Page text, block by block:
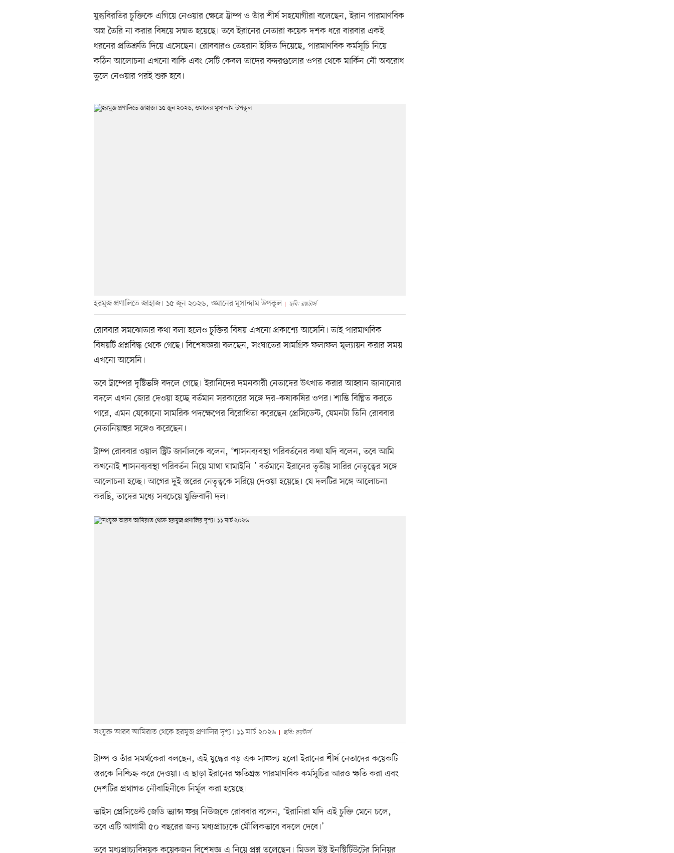
যুদ্ধবিরতির চুক্তিকে এগিয়ে নেওয়ার ক্ষেত্রে ট্রাম্প ও তাঁর শীর্ষ সহযোগীরা বলেছেন, ইরান পারমাণবিক
অস্ত্র তৈরি না করার বিষয়ে সম্মত হয়েছে। তবে ইরানের নেতারা কয়েক দশক ধরে বারবার একই
ধরনের প্রতিশ্রুতি দিয়ে এসেছেন। রোববারও তেহরান ইঙ্গিত দিয়েছে, পারমাণবিক কর্মসূচি নিয়ে
কঠিন আলোচনা এখনো বাকি এবং সেটি কেবল তাদের বন্দরগুলোর ওপর থেকে মার্কিন নৌ অবরোধ
তুলে নেওয়ার পরই শুরু হবে।
হরমুজ প্রণালিতে জাহাজ। ১৫ জুন ২০২৬, ওমানের মুসান্দাম উপকূল ছবি: রয়টার্স
রোববার সমঝোতার কথা বলা হলেও চুক্তির বিষয় এখনো প্রকাশ্যে আসেনি। তাই পারমাণবিক
বিষয়টি প্রশ্নবিদ্ধ থেকে গেছে। বিশেষজ্ঞরা বলছেন, সংঘাতের সামগ্রিক ফলাফল মূল্যায়ন করার সময়
এখনো আসেনি।
তবে ট্রাম্পের দৃষ্টিভঙ্গি বদলে গেছে। ইরানিদের দমনকারী নেতাদের উৎখাত করার আহ্বান জানানোর
বদলে এখন জোর দেওয়া হচ্ছে বর্তমান সরকারের সঙ্গে দর–কষাকষির ওপর। শান্তি বিঘ্নিত করতে
পারে, এমন যেকোনো সামরিক পদক্ষেপের বিরোধিতা করেছেন প্রেসিডেন্ট, যেমনটা তিনি রোববার
নেতানিয়াহুর সঙ্গেও করেছেন।
ট্রাম্প রোববার ওয়াল স্ট্রিট জার্নালকে বলেন, ‘শাসনব্যবস্থা পরিবর্তনের কথা যদি বলেন, তবে আমি
কখনোই শাসনব্যবস্থা পরিবর্তন নিয়ে মাথা ঘামাইনি।’ বর্তমানে ইরানের তৃতীয় সারির নেতৃত্বের সঙ্গে
আলোচনা হচ্ছে। আগের দুই স্তরের নেতৃত্বকে সরিয়ে দেওয়া হয়েছে। যে দলটির সঙ্গে আলোচনা
করছি, তাদের মধ্যে সবচেয়ে যুক্তিবাদী দল।
সংযুক্ত আরব আমিরাত থেকে হরমুজ প্রণালির দৃশ্য। ১১ মার্চ ২০২৬ ছবি: রয়টার্স
ট্রাম্প ও তাঁর সমর্থকেরা বলছেন, এই যুদ্ধের বড় এক সাফল্য হলো ইরানের শীর্ষ নেতাদের কয়েকটি
স্তরকে নিশ্চিহ্ন করে দেওয়া। এ ছাড়া ইরানের ক্ষতিগ্রস্ত পারমাণবিক কর্মসূচির আরও ক্ষতি করা এবং
দেশটির প্রথাগত নৌবাহিনীকে নির্মূল করা হয়েছে।
ভাইস প্রেসিডেন্ট জেডি ভ্যান্স ফক্স নিউজকে রোববার বলেন, ‘ইরানিরা যদি এই চুক্তি মেনে চলে,
তবে এটি আগামী ৫০ বছরের জন্য মধ্যপ্রাচ্যকে মৌলিকভাবে বদলে দেবে।’
তবে মধ্যপ্রাচ্যবিষয়ক কয়েকজন বিশেষজ্ঞ এ নিয়ে প্রশ্ন তুলেছেন। মিডল ইস্ট ইনস্টিটিউটের সিনিয়র